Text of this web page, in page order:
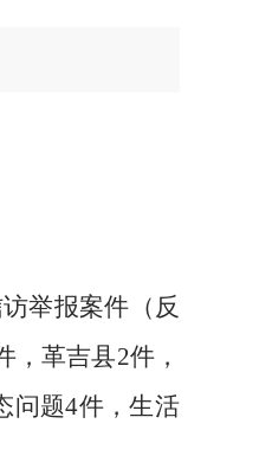
举报案件（反
革吉县2件，
问题4件，生活